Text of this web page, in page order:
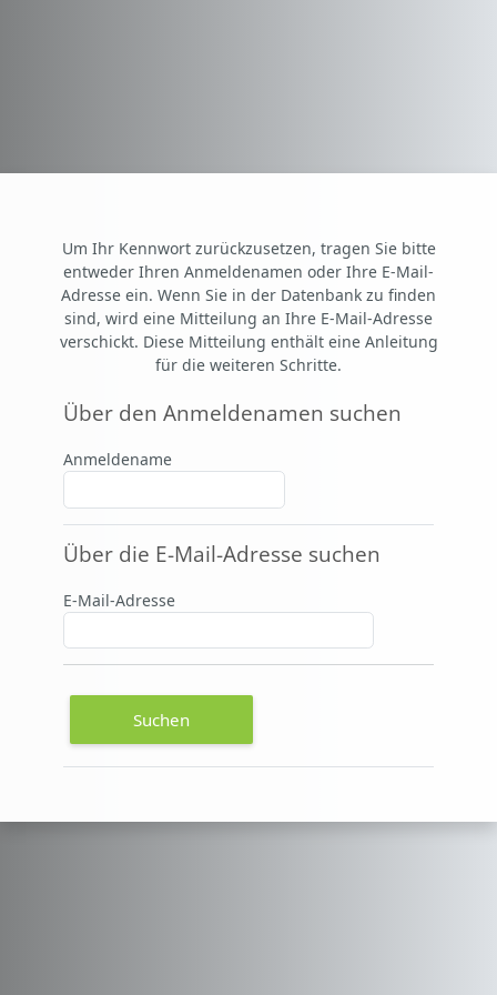
Um Ihr Kennwort zurückzusetzen, tragen Sie bitte
entweder Ihren Anmeldenamen oder Ihre E-Mail-
Adresse ein. Wenn Sie in der Datenbank zu finden
sind, wird eine Mitteilung an Ihre E-Mail-Adresse
verschickt. Diese Mitteilung enthält eine Anleitung
für die weiteren Schritte.
Über den Anmeldenamen suchen
Über den Anmeldenamen suchen
Anmeldename
Über die E-Mail-Adresse suchen
Über die E-Mail-Adresse suchen
E-Mail-Adresse